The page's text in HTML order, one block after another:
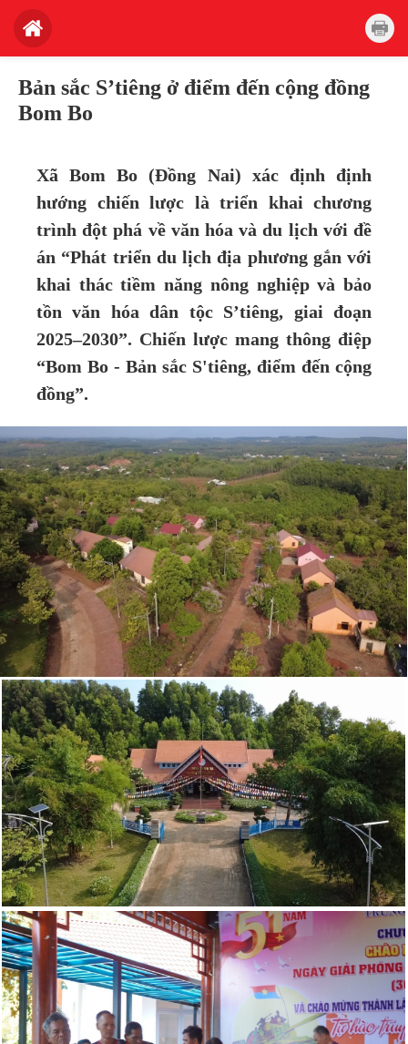
Bản sắc S’tiêng ở điểm đến cộng đồng
Bom Bo
Xã Bom Bo (Đồng Nai) xác định định
hướng chiến lược là triển khai chương
trình đột phá về văn hóa và du lịch với đề
án “Phát triển du lịch địa phương gắn với
khai thác tiềm năng nông nghiệp và bảo
tồn văn hóa dân tộc S’tiêng, giai đoạn
2025–2030”. Chiến lược mang thông điệp
“Bom Bo - Bản sắc S'tiêng, điểm đến cộng
đồng”.